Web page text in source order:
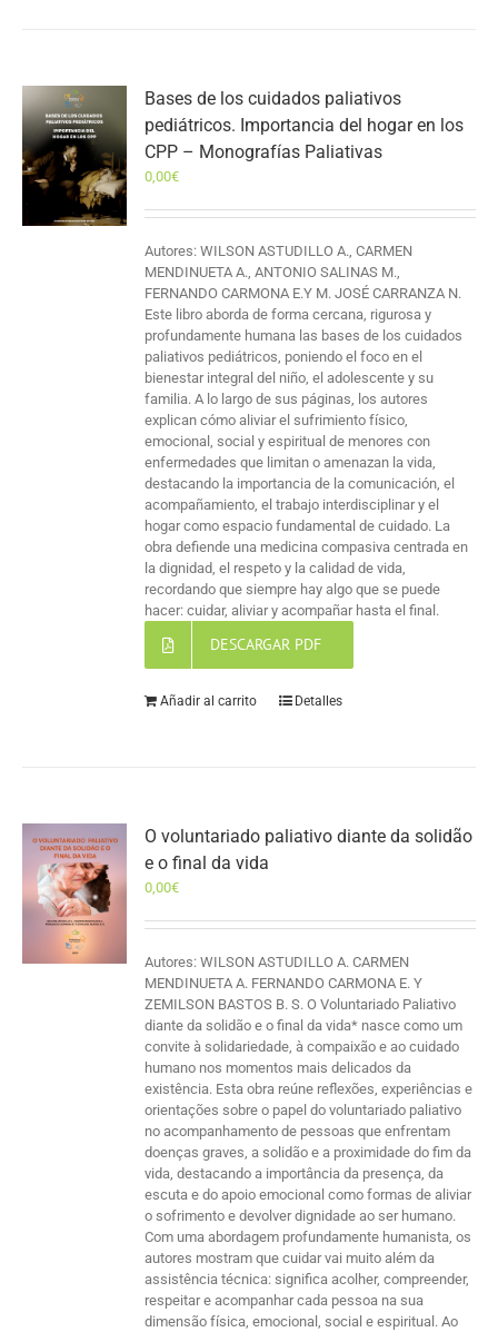
Bases de los cuidados paliativos
pediátricos. Importancia del hogar en los
CPP – Monografías Paliativas
0,00€
Autores: WILSON ASTUDILLO A., CARMEN
MENDINUETA A., ANTONIO SALINAS M.,
FERNANDO CARMONA E.Y M. JOSÉ CARRANZA N.
Este libro aborda de forma cercana, rigurosa y
profundamente humana las bases de los cuidados
paliativos pediátricos, poniendo el foco en el
bienestar integral del niño, el adolescente y su
familia. A lo largo de sus páginas, los autores
explican cómo aliviar el sufrimiento físico,
emocional, social y espiritual de menores con
enfermedades que limitan o amenazan la vida,
destacando la importancia de la comunicación, el
acompañamiento, el trabajo interdisciplinar y el
hogar como espacio fundamental de cuidado. La
obra defiende una medicina compasiva centrada en
la dignidad, el respeto y la calidad de vida,
recordando que siempre hay algo que se puede
hacer: cuidar, aliviar y acompañar hasta el final.
DESCARGAR PDF
Añadir al carrito Detalles
O voluntariado paliativo diante da solidão
e o final da vida
0,00€
Autores: WILSON ASTUDILLO A. CARMEN
MENDINUETA A. FERNANDO CARMONA E. Y
ZEMILSON BASTOS B. S. O Voluntariado Paliativo
diante da solidão e o final da vida* nasce como um
convite à solidariedade, à compaixão e ao cuidado
humano nos momentos mais delicados da
existência. Esta obra reúne reflexões, experiências e
orientações sobre o papel do voluntariado paliativo
no acompanhamento de pessoas que enfrentam
doenças graves, a solidão e a proximidade do fim da
vida, destacando a importância da presença, da
escuta e do apoio emocional como formas de aliviar
o sofrimento e devolver dignidade ao ser humano.
Com uma abordagem profundamente humanista, os
autores mostram que cuidar vai muito além da
assistência técnica: significa acolher, compreender,
respeitar e acompanhar cada pessoa na sua
dimensão física, emocional, social e espiritual. Ao